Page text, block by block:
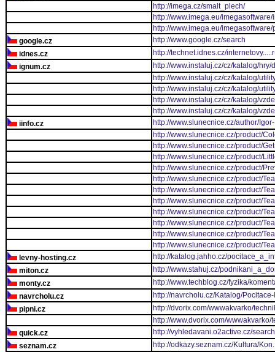
http://imega.cz/smalt_plech/
http://www.imega.eu/
http://www.imega.eu/
google.cz
http://www.google.cz/search
idnes.cz
http://technet.idnes.cz/
ignum.cz
http://www.instaluj.cz/cz/katalog/
http://www.instaluj.cz/cz/katalog/
http://www.instaluj.cz/cz/katalog/
http://www.instaluj.cz/cz/katalog/
http://www.instaluj.cz/cz/katalog/
iinfo.cz
http://www.slunecnice.cz/author/
http://www.slunecnice.cz/product/
http://www.slunecnice.cz/product/
http://www.slunecnice.cz/product/
http://www.slunecnice.cz/product/
http://www.slunecnice.cz/product/
http://www.slunecnice.cz/product/
http://www.slunecnice.cz/product/
http://www.slunecnice.cz/product/
http://www.slunecnice.cz/product/
http://www.slunecnice.cz/product/
http://www.slunecnice.cz/product/
levny-hosting.cz
http://katalog.jahho.cz/
miton.cz
http://www.stahuj.cz/
monty.cz
http://www.techblog.cz/fyzika/
navrcholu.cz
http://navrcholu.cz/Katalog/
pipni.cz
http://dvorix.com/wwwakvarko/
http://www.dvorix.com/
quick.cz
http://vyhledavani.o2active.cz/
seznam.cz
http://odkazy.seznam.cz/Kultura/